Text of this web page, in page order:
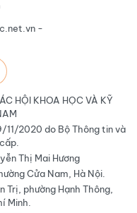
-
HỘI KHOA HỌC VÀ KỸ
11/2020 do Bộ Thông tin và
Thị Mai Hương
Cửa Nam, Hà Nội.
Trị, phường Hạnh Thông,
Minh.